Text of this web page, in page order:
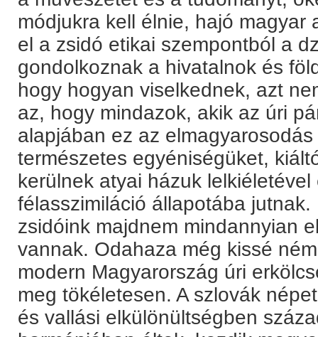
módjukra kell élnie, hajó magyar
el a zsidó etikai szempontból a
gondolkoznak a hivatalnok és
hogy hogyan viselkednek, azt
az, hogy mindazok, akik az úri
alapjában ez az
természetes egyéniségüket,
kerülnek atyai házuk
félasszimiláció állapotába
zsidóink majdnem mindannyian
vannak. Odahaza még kissé
modern Magyarország úri
meg tökéletesen. A szlovák
és vallási elkülönültségben